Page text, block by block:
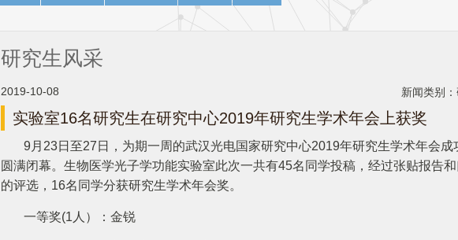
研究生风采
新闻类别
2019-10-08
实验室16名研究生在研究中心2019年研究生学术年会上获奖
9月23日至27日，为期一周的武汉光电国家研究中心2019年研究生学术年会成
圆满闭幕。生物医学光子学功能实验室此次一共有45名同学投稿，经过张贴报告
的评选，16名同学分获研究生学术年会奖。
一等奖(1人）：金锐